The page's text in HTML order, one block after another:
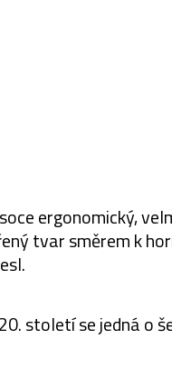
ergonomický,
tvar směrem k
století se jedná o